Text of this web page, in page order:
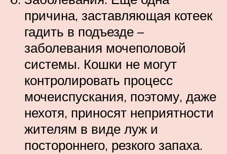
причина, заставляющая котеек
гадить в подъезде –
заболевания мочеполовой
системы. Кошки не могут
контролировать процесс
мочеиспускания, поэтому, даже
нехотя, приносят неприятности
жителям в виде луж и
постороннего, резкого запаха.